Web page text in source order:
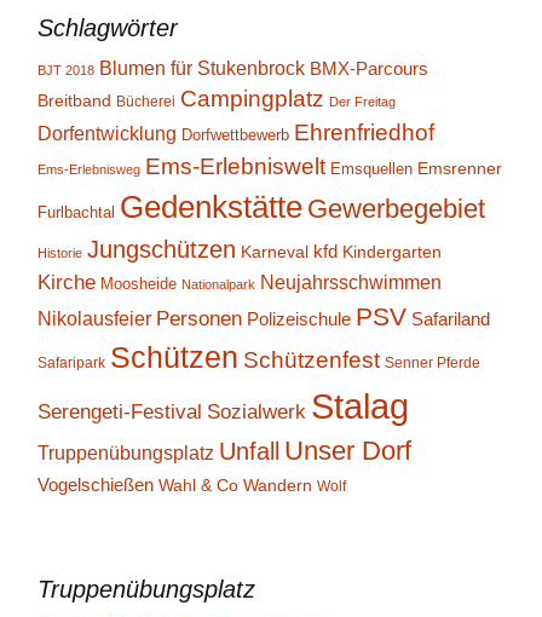
Schlagwörter
BJT 2018 Blumen für Stukenbrock BMX-Parcours
Breitband Bücherei Campingplatz Der Freitag
Dorfentwicklung Dorfwettbewerb Ehrenfriedhof
Ems-Erlebnisweg Ems-Erlebniswelt Emsquellen Emsrenner
Furlbachtal Gedenkstätte Gewerbegebiet
Historie Jungschützen Karneval kfd Kindergarten
Kirche Moosheide Nationalpark Neujahrsschwimmen
Nikolausfeier Personen Polizeischule PSV Safariland
Safaripark Schützen Schützenfest Senner Pferde
Serengeti-Festival Sozialwerk Stalag
Truppenübungsplatz Unfall Unser Dorf
Vogelschießen Wahl & Co Wandern Wolf
Truppenübungsplatz